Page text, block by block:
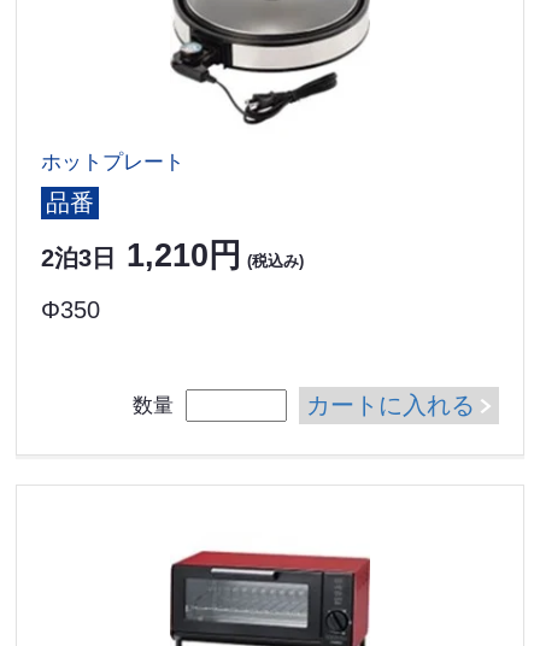
ホットプレート
品番
2泊3日 1,210円 (税込み)
Φ350
数量 カートに入れる